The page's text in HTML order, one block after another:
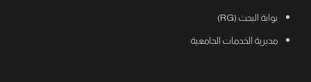
بوابة البحث (RG)
مديرية الخدمات الجامعية